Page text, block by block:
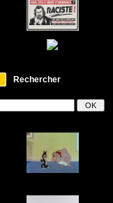
Rechercher